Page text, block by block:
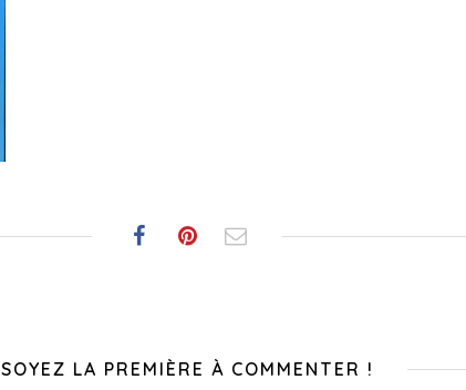
SOYEZ LA PREMIÈRE À COMMENTER !